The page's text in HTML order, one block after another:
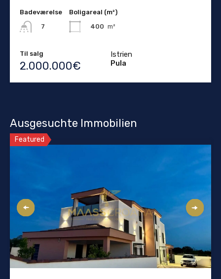
Badeværelse
7
Boligareal (m²)
400 m²
Til salg
2.000.000€
Istrien
Pula
Ausgesuchte Immobilien
Featured